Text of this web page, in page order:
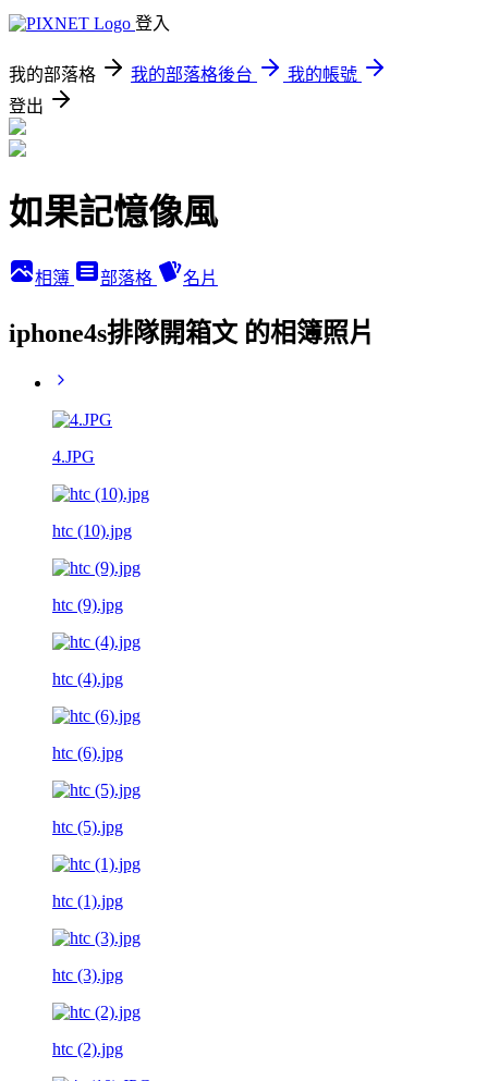
登入
我的部落格 我的部落格後台
我的帳號
登出
如果記憶像風
相簿 部落格 名片
iphone4s排隊開箱文 的相簿照片
4.JPG
htc (10).jpg
htc (9).jpg
htc (4).jpg
htc (6).jpg
htc (5).jpg
htc (1).jpg
htc (3).jpg
htc (2).jpg